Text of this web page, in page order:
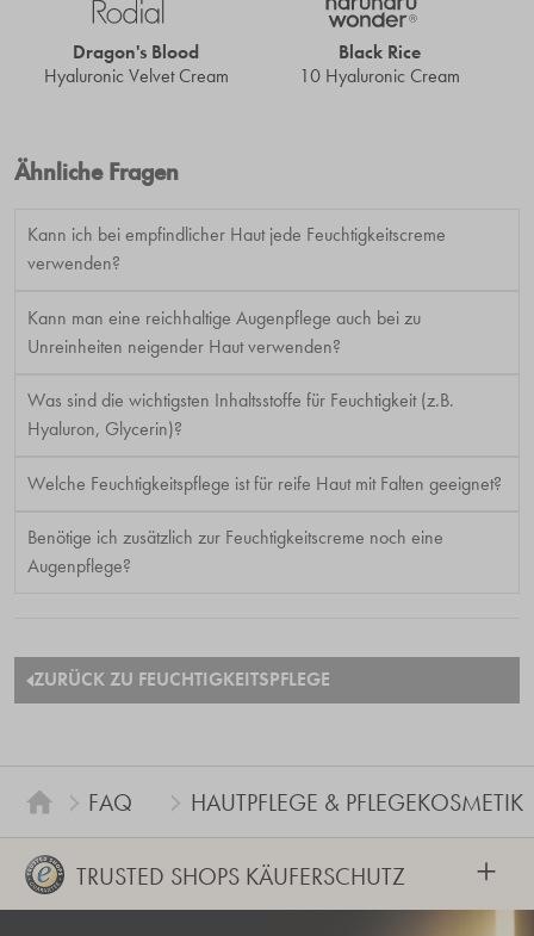
Dragon's Blood
Hyaluronic Velvet Cream
Black Rice
10 Hyaluronic Cream
Ähnliche Fragen
Kann ich bei empfindlicher Haut jede Feuchtigkeitscreme
verwenden?
Kann man eine reichhaltige Augenpflege auch bei zu
Unreinheiten neigender Haut verwenden?
Was sind die wichtigsten Inhaltsstoffe für Feuchtigkeit (z.B.
Hyaluron, Glycerin)?
Welche Feuchtigkeitspflege ist für reife Haut mit Falten geeignet?
Benötige ich zusätzlich zur Feuchtigkeitscreme noch eine
Augenpflege?
ZURÜCK ZU FEUCHTIGKEITSPFLEGE
FAQ HAUTPFLEGE & PFLEGEKOSMETIK
TRUSTED SHOPS KÄUFERSCHUTZ +